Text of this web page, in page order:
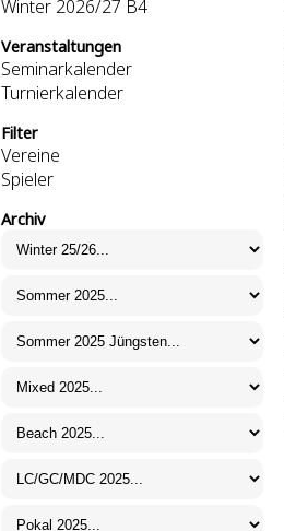
Winter 2026/27 B4
Veranstaltungen
Seminarkalender
Turnierkalender
Filter
Vereine
Spieler
Archiv